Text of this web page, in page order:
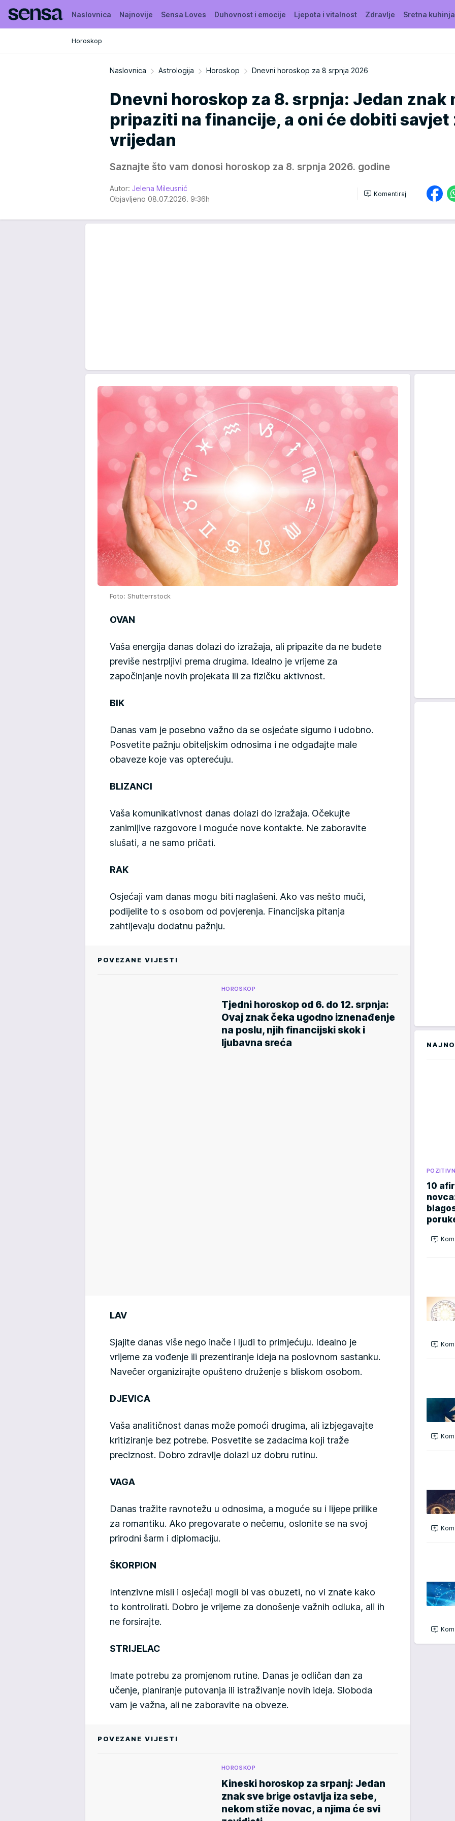
Naslovnica Najnovije Sensa Loves Duhovnost i emocije Ljepota i vitalnost Zdravlje Sretna kuhinja
Horoskop
Moja Sensa
Naslovnica Astrologija Horoskop Dnevni horoskop za 8 srpnja 2026
Dnevni horoskop za 8. srpnja: Jedan znak
pripaziti na financije, a oni će dobiti savjet
vrijedan
Saznajte što vam donosi horoskop za 8. srpnja 2026. godine
Autor: Jelena Mileusnić
Objavljeno 08.07.2026. 9:36h
Komentiraj
Foto: Shutterrstock
OVAN
Vaša energija danas dolazi do izražaja, ali pripazite da ne budete
previše nestrpljivi prema drugima. Idealno je vrijeme za
započinjanje novih projekata ili za fizičku aktivnost.
BIK
Danas vam je posebno važno da se osjećate sigurno i udobno.
Posvetite pažnju obiteljskim odnosima i ne odgađajte male
obaveze koje vas opterećuju.
BLIZANCI
Vaša komunikativnost danas dolazi do izražaja. Očekujte
zanimljive razgovore i moguće nove kontakte. Ne zaboravite
slušati, a ne samo pričati.
RAK
Osjećaji vam danas mogu biti naglašeni. Ako vas nešto muči,
podijelite to s osobom od povjerenja. Financijska pitanja
zahtijevaju dodatnu pažnju.
POVEZANE VIJESTI
HOROSKOP
Tjedni horoskop od 6. do 12. srpnja:
Ovaj znak čeka ugodno iznenađenje
na poslu, njih financijski skok i
ljubavna sreća
LAV
Sjajite danas više nego inače i ljudi to primjećuju. Idealno je
vrijeme za vođenje ili prezentiranje ideja na poslovnom sastanku.
Navečer organizirajte opušteno druženje s bliskom osobom.
DJEVICA
Vaša analitičnost danas može pomoći drugima, ali izbjegavajte
kritiziranje bez potrebe. Posvetite se zadacima koji traže
preciznost. Dobro zdravlje dolazi uz dobru rutinu.
VAGA
Danas tražite ravnotežu u odnosima, a moguće su i lijepe prilike
za romantiku. Ako pregovarate o nečemu, oslonite se na svoj
prirodni šarm i diplomaciju.
ŠKORPION
Intenzivne misli i osjećaji mogli bi vas obuzeti, no vi znate kako
to kontrolirati. Dobro je vrijeme za donošenje važnih odluka, ali ih
ne forsirajte.
STRIJELAC
Imate potrebu za promjenom rutine. Danas je odličan dan za
učenje, planiranje putovanja ili istraživanje novih ideja. Sloboda
vam je važna, ali ne zaboravite na obveze.
POVEZANE VIJESTI
HOROSKOP
Kineski horoskop za srpanj: Jedan
znak sve brige ostavlja iza sebe,
nekom stiže novac, a njima će svi
10